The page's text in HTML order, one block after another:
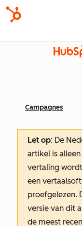
Campagnes
Let op: De
artikel is
vertaling
een
proefgelezen.
versie van dit
de meest